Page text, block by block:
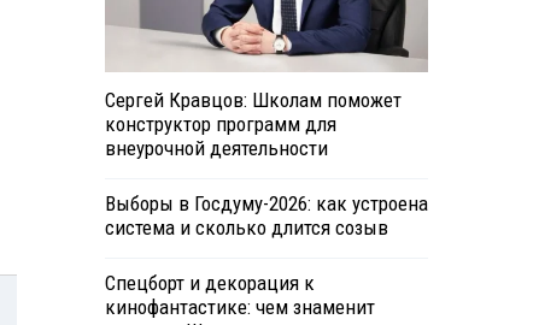
Сергей Кравцов: Школам поможет
конструктор программ для
внеурочной деятельности
Выборы в Госдуму-2026: как устроена
система и сколько длится созыв
Спецборт и декорация к
кинофантастике: чем знаменит